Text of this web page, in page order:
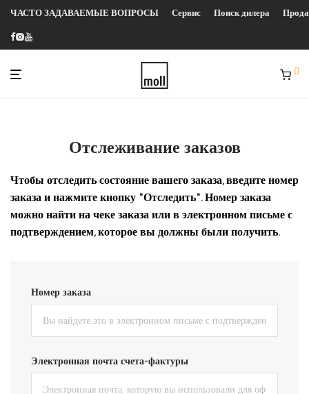
ЧАСТО ЗАДАВАЕМЫЕ ВОПРОСЫ Сервис Поиск дилера
0
Отслеживание заказов
Чтобы отследить состояние вашего заказа, введите номер
заказа и нажмите кнопку "Отследить". Номер заказа
можно найти на чеке заказа или в электронном письме с
подтверждением, которое вы должны были получить.
Номер заказа
Электронная почта счета-фактуры